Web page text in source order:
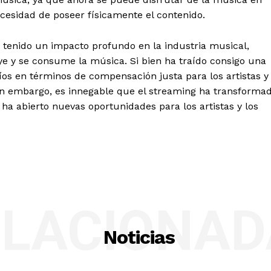
de poseer físicamente el contenido.
un impacto profundo en la industria musical,
y se consume la música. Si bien ha traído consigo una
en términos de compensación justa para los artistas y
embargo, es innegable que el streaming ha
abierto nuevas oportunidades para los artistas y los
Noticias